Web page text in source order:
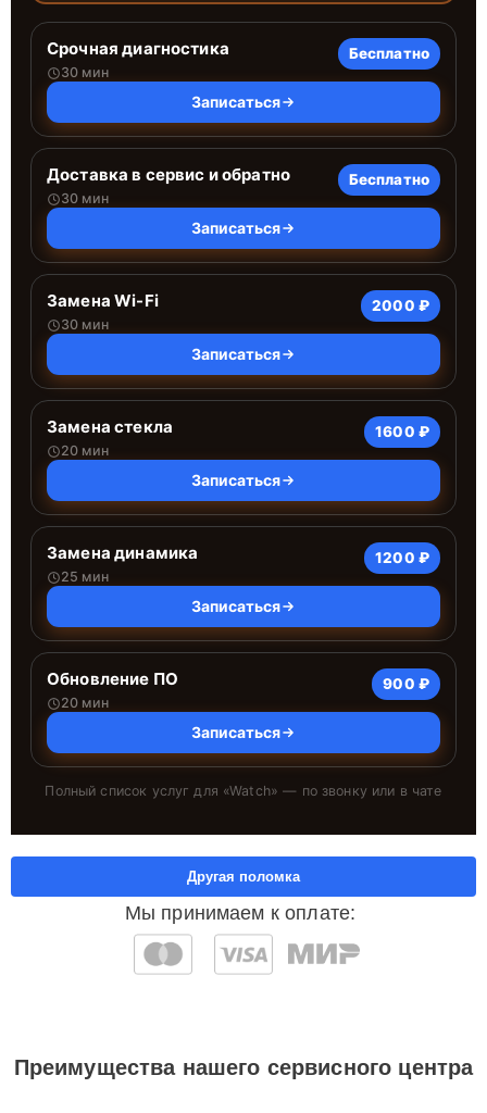
Срочная диагностика
30 мин
Бесплатно
Записаться
Доставка в сервис и обратно
30 мин
Бесплатно
Записаться
Замена Wi-Fi
30 мин
2000 ₽
Записаться
Замена стекла
20 мин
1600 ₽
Записаться
Замена динамика
25 мин
1200 ₽
Записаться
Обновление ПО
20 мин
900 ₽
Записаться
Полный список услуг для «Watch» — по звонку или в чате
Мы принимаем к оплате:
Другая поломка
Преимущества нашего сервисного центра